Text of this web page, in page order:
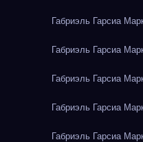
Габриэль Гарсиа
Габриэль Гарсиа
Габриэль Гарсиа
Габриэль Гарсиа
Габриэль Гарсиа